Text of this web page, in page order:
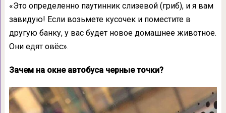
«Это определенно паутинник слизевой (гриб), и я вам
завидую! Если возьмете кусочек и поместите в
другую банку, у вас будет новое домашнее животное.
Они едят овёс».
Зачем на окне автобуса черные точки?